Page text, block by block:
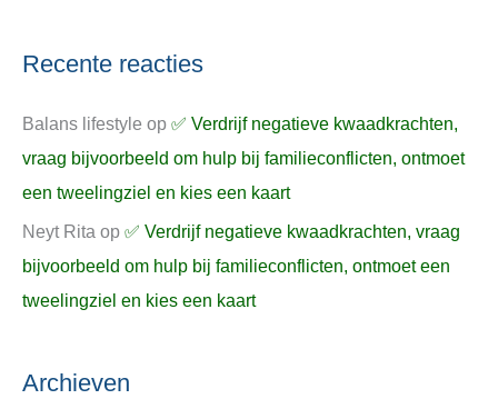
Recente reacties
Balans lifestyle op ✅ Verdrijf negatieve kwaadkrachten,
vraag bijvoorbeeld om hulp bij familieconflicten, ontmoet
een tweelingziel en kies een kaart
Neyt Rita op ✅ Verdrijf negatieve kwaadkrachten, vraag
bijvoorbeeld om hulp bij familieconflicten, ontmoet een
tweelingziel en kies een kaart
Archieven